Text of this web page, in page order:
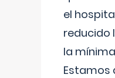
el
reducido
la
Estamos